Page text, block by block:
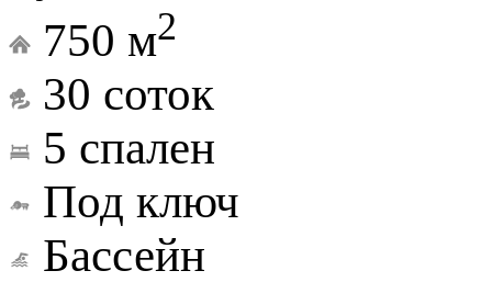
750 м2
30 соток
5 спален
Под ключ
Бассейн